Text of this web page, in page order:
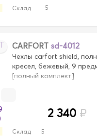
Склад 5
CARFORT sd-4012
Чехлы carfort shield,
кресел, бежевый, 9
[полный комплект]
Склад 5
2 340 ₽